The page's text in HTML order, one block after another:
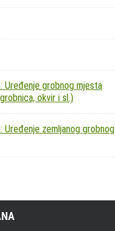
Uređenje grobnog mjesta
okvir i sl.)
Uređenje zemljanog grobnog